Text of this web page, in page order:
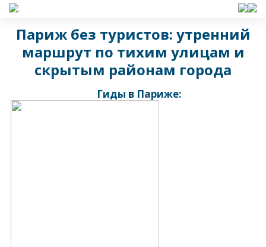
Париж без туристов: утренний
маршрут по тихим улицам и
скрытым районам города
Гиды в Париже: